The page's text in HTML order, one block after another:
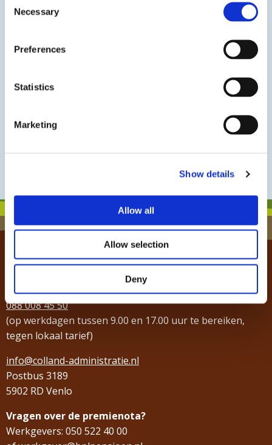
Selection
Necessary
Preferences
Statistics
Marketing
Show details
Allow all
Allow selection
Deny
Wat is uw vraag?
Klantenservice Colland
Inhoudelijke vragen over de verschillende fondsen
en subsidieregelingen?
088 008 45 50
(op werkdagen tussen 9.00 en 17.00 uur te bereiken,
tegen lokaal tarief)
info@colland-administratie.nl
Postbus 3189
5902 RD Venlo
Vragen over de premienota?
Werkgevers: 050 522 40 00